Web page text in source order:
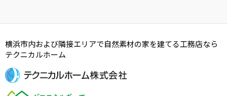
横浜市内および隣接エリアで自然素材の家を建てる工務店なら
テクニカルホーム